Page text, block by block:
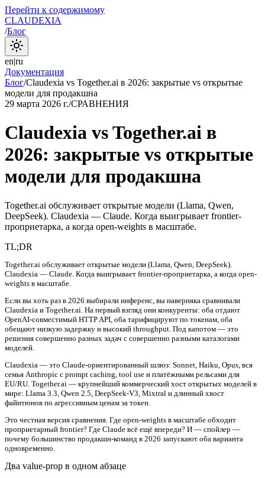
Перейти к содержимому
CLAUDEXIA
/Блог
en|ru
Документация
Блог/Claudexia vs Together.ai в 2026: закрытые vs открытые
модели для продакшна
29 марта 2026 г./СРАВНЕНИЯ
Claudexia vs Together.ai в
2026: закрытые vs открытые
модели для продакшна
Together.ai обслуживает открытые модели (Llama, Qwen,
DeepSeek). Claudexia — Claude. Когда выигрывает frontier-
проприетарка, а когда open-weights в масштабе.
TL;DR
Together.ai обслуживает открытые модели (Llama, Qwen, DeepSeek).
Claudexia — Claude. Когда выигрывает frontier-проприетарка, а когда open-
weights в масштабе.
Если вы хоть раз в 2026 выбирали инференс, вы наверняка сравнивали
Claudexia и Together.ai. На первый взгляд они конкуренты: оба отдают
OpenAI-совместимый HTTP API, оба тарифицируют по токенам, оба
обещают низкую задержку и высокий throughput. Под капотом — это
решения совершенно разных задач с совершенно разными каталогами
моделей.
Claudexia — это Claude-ориентированный шлюз: Sonnet, Haiku, Opus, вся
семья Anthropic с prompt caching, tool use и платёжными рельсами для
EU/RU. Together.ai — крупнейший коммерческий хост открытых моделей в
мире: Llama 3.3, Qwen 2.5, DeepSeek-V3, Mixtral и длинный хвост
файнтюнов по агрессивным ценам за токен.
Это честная версия сравнения. Где open-weights в масштабе обходит
проприетарный frontier? Где Claude всё ещё впереди? И — спойлер —
почему большинство продакшн-команд в 2026 запускают оба варианта
одновременно.
Два value-prop в одном абзаце